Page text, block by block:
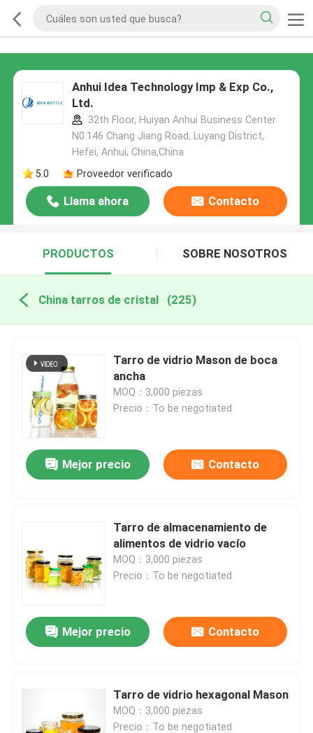
Anhui Idea Technology Imp & Exp Co.,
Ltd.
32th Floor, Huiyan Anhui Business Center
N0.146 Chang Jiang Road, Luyang District,
Hefei, Anhui, China,China
5.0
Proveedor verificado
Llama ahora Contacto
PRODUCTOS SOBRE NOSOTROS
China tarros de cristal (225)
Tarro de vidrio Mason de boca
ancha
MOQ：3,000 piezas
Precio：To be negotiated
Mejor precio Contacto
Tarro de almacenamiento de
alimentos de vidrio vacío
MOQ：3,000 piezas
Precio：To be negotiated
Mejor precio Contacto
Tarro de vidrio hexagonal Mason
MOQ：3,000 piezas
Precio：To be negotiated